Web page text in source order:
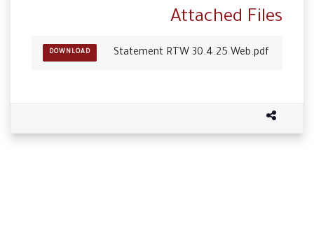
Attached Files
Statement RTW 30.4.25 Web.pdf
DOWNLOAD